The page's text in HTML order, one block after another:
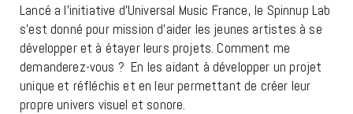
Lancé a l’initiative d’Universal Music France, le Spinnup Lab
s’est donné pour mission d’aider les jeunes artistes à se
développer et à étayer leurs projets. Comment me
demanderez-vous ? En les aidant à développer un projet
unique et réfléchis et en leur permettant de créer leur
propre univers visuel et sonore.